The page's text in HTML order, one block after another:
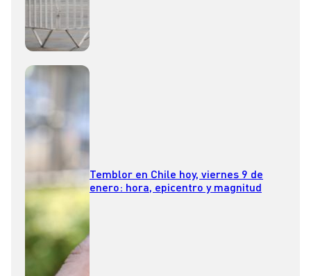
Temblor en Chile hoy, viernes 9 de
enero: hora, epicentro y magnitud